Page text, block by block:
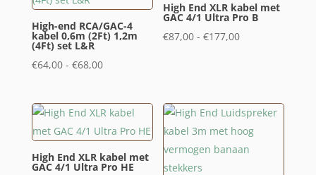
High-end RCA/GAC-4
kabel 0,6m (2Ft) 1,2m
(4Ft) set L&R
€64,00 - €68,00Prijsklasse:
tot
€68,00
High End XLR kabel met
GAC 4/1 Ultra Pro B
€87,00 - €177,00Prijsklasse:
High End XLR kabel met
GAC 4/1 Ultra Pro HE